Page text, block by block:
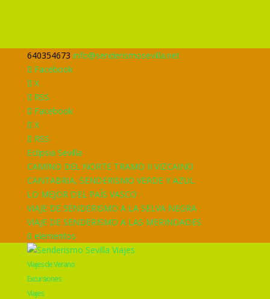
640354673 info@senderismosevilla.net
Facebook
X
RSS
Facebook
X
RSS
Eclipsia Sevilla
CAMINO DEL NORTE TRAMO II VIZCAINO
CANTABRIA, SENDERISMO VERDE Y AZUL
LO MEJOR DEL PAÍS VASCO
VIAJE DE SENDERISMO A LA SELVA NEGRA
VIAJE DE SENDERISMO A LAS MERINDADES
0 elementos
Viajes de Verano
Excursiones
Viajes